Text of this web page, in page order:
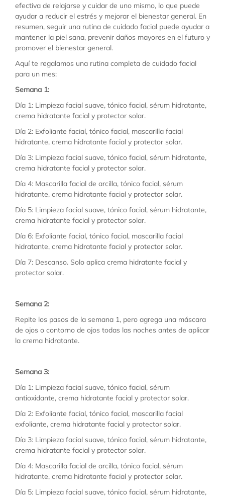
efectiva de relajarse y cuidar de uno mismo, lo que puede
ayudar a reducir el estrés y mejorar el bienestar general. En
resumen, seguir una rutina de cuidado facial puede ayudar a
mantener la piel sana, prevenir daños mayores en el futuro y
promover el bienestar general.
Aquí te regalamos una rutina completa de cuidado facial
para un mes:
Semana 1:
Día 1: Limpieza facial suave, tónico facial, sérum hidratante,
crema hidratante facial y protector solar.
Día 2: Exfoliante facial, tónico facial, mascarilla facial
hidratante, crema hidratante facial y protector solar.
Día 3: Limpieza facial suave, tónico facial, sérum hidratante,
crema hidratante facial y protector solar.
Día 4: Mascarilla facial de arcilla, tónico facial, sérum
hidratante, crema hidratante facial y protector solar.
Día 5: Limpieza facial suave, tónico facial, sérum hidratante,
crema hidratante facial y protector solar.
Día 6: Exfoliante facial, tónico facial, mascarilla facial
hidratante, crema hidratante facial y protector solar.
Día 7: Descanso. Solo aplica crema hidratante facial y
protector solar.
Semana 2:
Repite los pasos de la semana 1, pero agrega una máscara
de ojos o contorno de ojos todas las noches antes de aplicar
la crema hidratante.
Semana 3:
Día 1: Limpieza facial suave, tónico facial, sérum
antioxidante, crema hidratante facial y protector solar.
Día 2: Exfoliante facial, tónico facial, mascarilla facial
exfoliante, crema hidratante facial y protector solar.
Día 3: Limpieza facial suave, tónico facial, sérum hidratante,
crema hidratante facial y protector solar.
Día 4: Mascarilla facial de arcilla, tónico facial, sérum
hidratante, crema hidratante facial y protector solar.
Día 5: Limpieza facial suave, tónico facial, sérum hidratante,